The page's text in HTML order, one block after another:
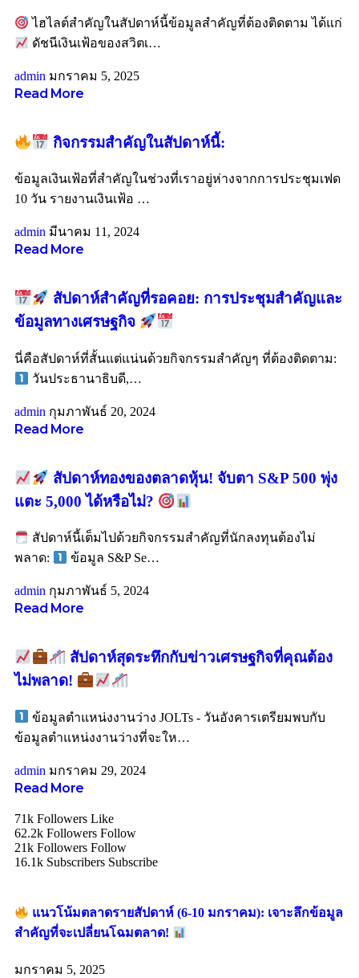
ไฮไลต์สำคัญในสัปดาห์นี้ข้อมูลสำคัญที่ต้องติดตาม ได้แก่
ดัชนีเงินเฟ้อของสวิตเ…
admin มกราคม 5, 2025
Read More
กิจกรรมสำคัญในสัปดาห์นี้:
ข้อมูลเงินเฟ้อที่สำคัญในช่วงที่เราอยู่ห่างจากการประชุมเฟด
10 วัน รายงานเงินเฟ้อ …
admin มีนาคม 11, 2024
Read More
สัปดาห์สำคัญที่รอคอย: การประชุมสำคัญและ
ข้อมูลทางเศรษฐกิจ
นี่คือสัปดาห์ที่สั้นแต่แน่นด้วยกิจกรรมสำคัญๆ ที่ต้องติดตาม:
วันประธานาธิบดี,…
admin กุมภาพันธ์ 20, 2024
Read More
สัปดาห์ทองของตลาดหุ้น! จับตา S&P 500 พุ่ง
แตะ 5,000 ได้หรือไม่?
สัปดาห์นี้เต็มไปด้วยกิจกรรมสำคัญที่นักลงทุนต้องไม่
พลาด:
ข้อมูล S&P Se…
admin กุมภาพันธ์ 5, 2024
Read More
สัปดาห์สุดระทึกกับข่าวเศรษฐกิจที่คุณต้อง
ไม่พลาด!
ข้อมูลตำแหน่งงานว่าง JOLTs - วันอังคารเตรียมพบกับ
ข้อมูลตำแหน่งงานว่างที่จะให…
admin มกราคม 29, 2024
Read More
71k Followers Like
62.2k Followers Follow
21k Followers Follow
16.1k Subscribers Subscribe
แนวโน้มตลาดรายสัปดาห์ (6-10 มกราคม): เจาะลึกข้อมูล
สำคัญที่จะเปลี่ยนโฉมตลาด!
มกราคม 5, 2025